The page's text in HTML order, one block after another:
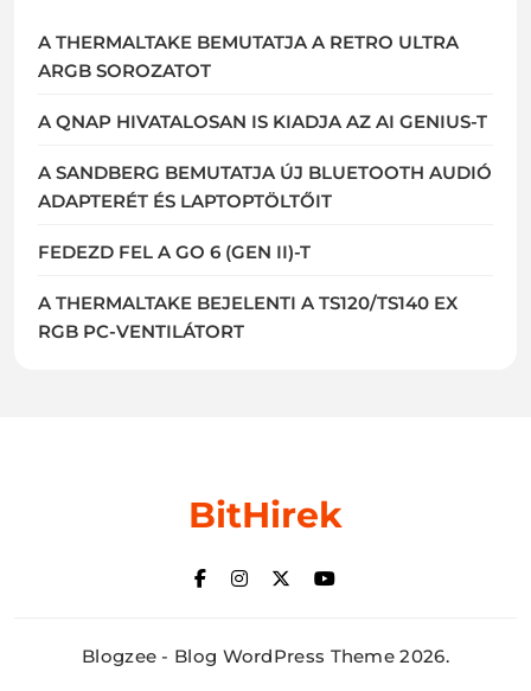
A THERMALTAKE BEMUTATJA A RETRO ULTRA
ARGB SOROZATOT
A QNAP HIVATALOSAN IS KIADJA AZ AI GENIUS-T
A SANDBERG BEMUTATJA ÚJ BLUETOOTH AUDIÓ
ADAPTERÉT ÉS LAPTOPTÖLTŐIT
FEDEZD FEL A GO 6 (GEN II)-T
A THERMALTAKE BEJELENTI A TS120/TS140 EX
RGB PC-VENTILÁTORT
BitHirek
Blogzee - Blog WordPress Theme 2026.